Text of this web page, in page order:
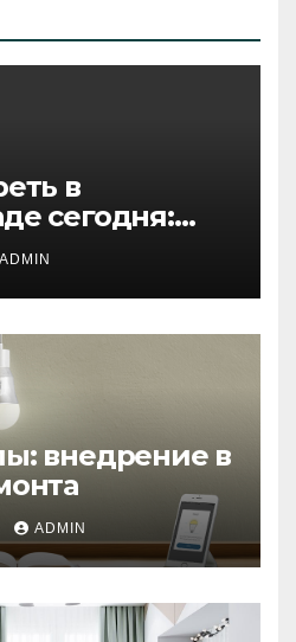
в
сегодня:
по самому
России
ADMIN
внедрение в
ADMIN